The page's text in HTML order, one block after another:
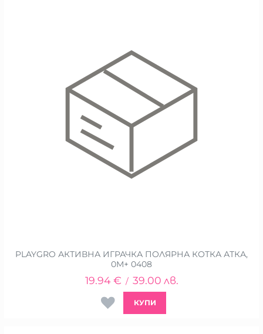
PLAYGRO АКТИВНА ИГРАЧКА ПОЛЯРНА КОТКА АТКА,
0М+ 0408
19.94 € / 39.00 лв.
КУПИ